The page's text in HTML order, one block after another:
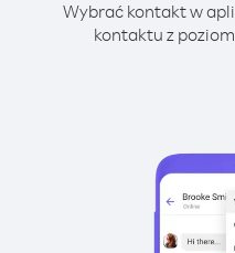
Wybrać kontakt w
kontaktu z